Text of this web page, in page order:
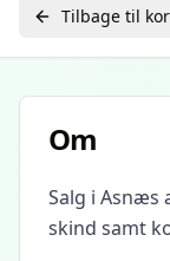
Tilbage til
Om
Salg i Asnæs
skind samt